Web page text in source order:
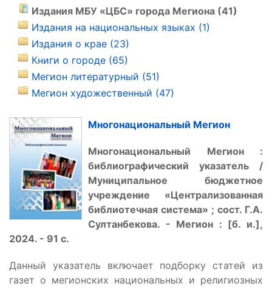
Издания МБУ «ЦБС» города Мегиона (41)
Издания на национальных языках (1)
Издания о крае (23)
Книги о городе (65)
Мегион литературный (51)
Мегион художественный (47)
Многонациональный Мегион
Многонациональный Мегион :
библиографический указатель /
Муниципальное бюджетное
учреждение «Централизованная
библиотечная система» ; сост. Г.А.
Султанбекова. - Мегион : [б. и.],
2024. - 91 с.
Данный указатель включает подборку статей из
газет о мегионских национальных и религиозных